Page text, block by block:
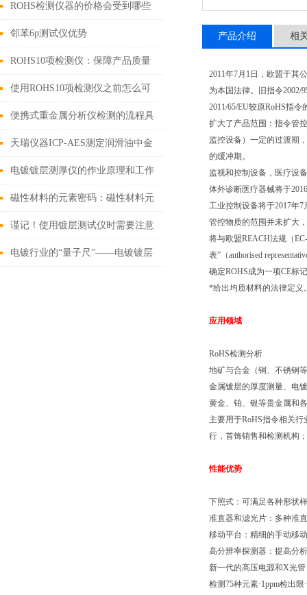
ROHS检测仪器的价格会受到哪些
因素的影响
邻苯6p测试仪优势
ROHS10项检测仪：保障产品质量
和环境安全的利器
使用ROHS10项检测仪之前怎么可
以不了解这些！
便携式重金属分析仪检测的流程具
体如下
天瑞仪器ICP-AES测定润滑油中金
属元素
电镀镀层测厚仪的作业原理和工作
条件
磁性材料的元素密码：磁性材料元
素成分分析仪技术解析与应用实践
谨记！使用镀层测试仪时需要注意
这些
电镀行业的“量子尺”——电镀镀层
产品介绍 相
2011年7月1日，欧盟于其
为本国法律。旧指令2002/
2011/65/EU较原RoHS指令
扩大了产品范围：指令管
监控设备）一定的过渡期
的缓冲期。
监视和控制设备，医疗设
体外诊断医疗器械将于
工业控制设备将于2017年7
管控物质的范围并未扩大
将与欧盟REACH法规（
表”（authorised
确定ROHS成为一项CE标
*给出均质材料的法律定义
应用领域
RoHS检测分析
地矿与合金（铜、不锈钢
金属镀层的厚度测量、电
黄金、铂、银等贵金属和
主要用于RoHS指令相关
行，首饰销售和检测机构
性能优势
下照式：可满足各种形状
准直器和滤光片：多种准
移动平台：精细的手动移
高分辨率探测器：提高分
新一代的高压电源和X光
检测75种元素·1ppm检出限